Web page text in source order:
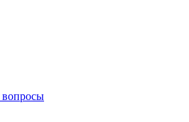
вопросы